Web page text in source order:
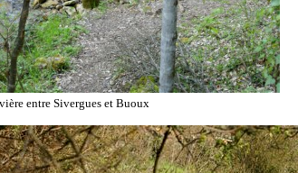
entre Sivergues et Buoux